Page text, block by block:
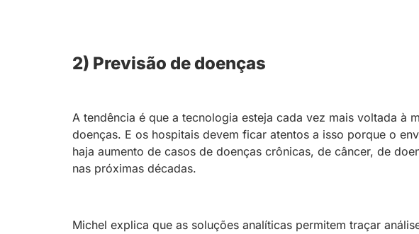
2) Previsão de doenças
A tendência é que a tecnologia esteja cada vez mais voltada à
doenças. E os hospitais devem ficar atentos a isso porque o
haja aumento de casos de doenças crônicas, de câncer, de
nas próximas décadas.
Michel explica que as soluções analíticas permitem traçar